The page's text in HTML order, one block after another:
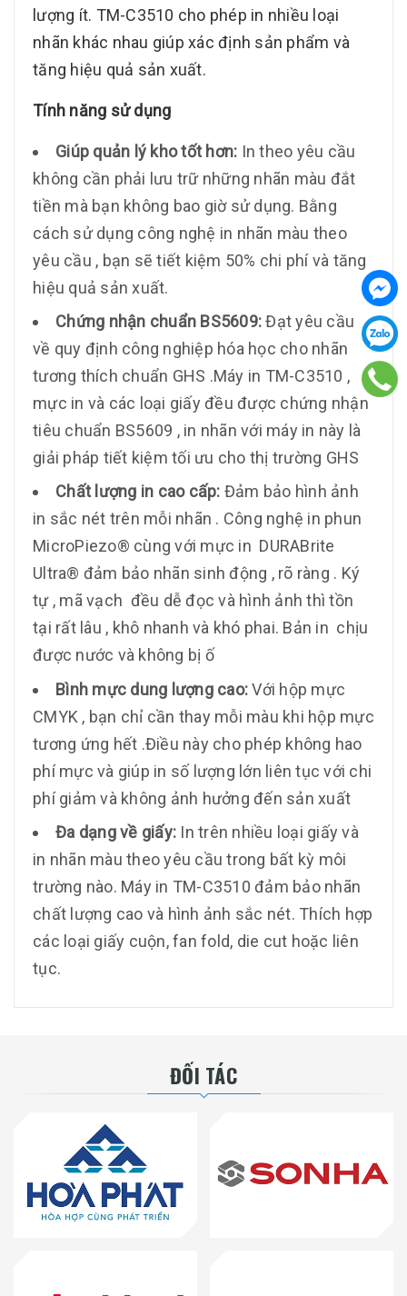
lượng ít. TM-C3510 cho phép in nhiều loại
nhãn khác nhau giúp xác định sản phẩm và
tăng hiệu quả sản xuất.
Tính năng sử dụng
Giúp quản lý kho tốt hơn: In theo yêu cầu
không cần phải lưu trữ những nhãn màu đắt
tiền mà bạn không bao giờ sử dụng. Bằng
cách sử dụng công nghệ in nhãn màu theo
yêu cầu , bạn sẽ tiết kiệm 50% chi phí và tăng
hiệu quả sản xuất.
Chứng nhận chuẩn BS5609:Đạt yêu cầu
về quy định công nghiệp hóa học cho nhãn
tương thích chuẩn GHS .Máy in TM-C3510 ,
mực in và các loại giấy đều được chứng nhận
tiêu chuẩn BS5609 , in nhãn với máy in này là
giải pháp tiết kiệm tối ưu cho thị trường GHS
Chất lượng in cao cấp: Đảm bảo hình ảnh
in sắc nét trên mỗi nhãn . Công nghệ in phun
MicroPiezo® cùng với mực in DURABrite
Ultra® đảm bảo nhãn sinh động , rõ ràng . Ký
tự , mã vạch đều dễ đọc và hình ảnh thì tồn
tại rất lâu , khô nhanh và khó phai. Bản in chịu
được nước và không bị ố
Bình mực dung lượng cao:Với hộp mực
CMYK , bạn chỉ cần thay mỗi màu khi hộp mực
tương ứng hết .Điều này cho phép không hao
phí mực và giúp in số lượng lớn liên tục với chi
phí giảm và không ảnh hưởng đến sản xuất
Đa dạng về giấy: In trên nhiều loại giấy và
in nhãn màu theo yêu cầu trong bất kỳ môi
trường nào. Máy in TM-C3510 đảm bảo nhãn
chất lượng cao và hình ảnh sắc nét. Thích hợp
các loại giấy cuộn, fan fold, die cut hoặc liên
tục.
ĐỐI TÁC